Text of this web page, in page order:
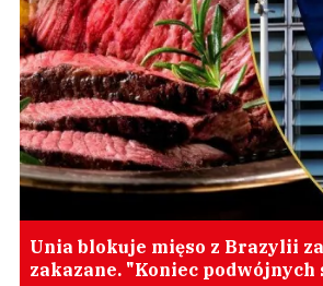
Unia blokuje mięso z Brazylii
zakazane. "Koniec